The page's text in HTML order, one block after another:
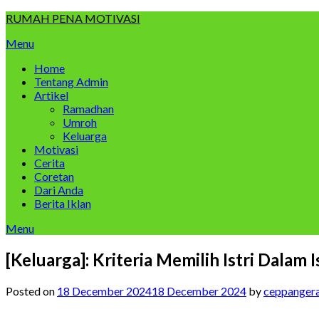
Skip
content
RUMAH PENA MOTIVASI
Menu
Home
Tentang Admin
Artikel
Ramadhan
Umroh
Keluarga
Motivasi
Cerita
Coretan
Dari Anda
Berita Iklan
Menu
[Keluarga]: Kriteria Memilih Istri Dalam
Posted on 18 December 202418 December 2024 by